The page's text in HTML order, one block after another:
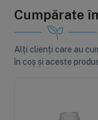
Cumpărate
Alți clienți care au
în coș și aceste